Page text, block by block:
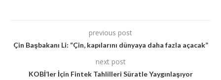
previous post
Çin Başbakanı Li: “Çin, kapılarını dünyaya daha fazla açacak”
next post
KOBİ’ler İçin Fintek Tahlilleri Süratle Yaygınlaşıyor